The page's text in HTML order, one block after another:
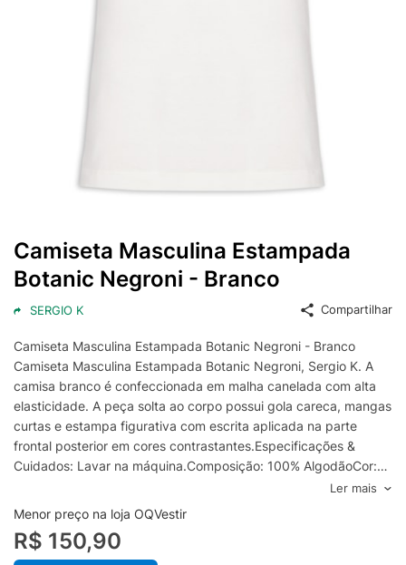
Camiseta Masculina Estampada
Botanic Negroni - Branco
SERGIO K Compartilhar
Camiseta Masculina Estampada Botanic Negroni - Branco
Camiseta Masculina Estampada Botanic Negroni, Sergio K. A
camisa branco é confeccionada em malha canelada com alta
elasticidade. A peça solta ao corpo possui gola careca, mangas
curtas e estampa figurativa com escrita aplicada na parte
frontal posterior em cores contrastantes.Especificações &
Cuidados: Lavar na máquina.Composição: 100% AlgodãoCor:
Ler mais
Menor preço na loja OQVestir
R$ 150,90